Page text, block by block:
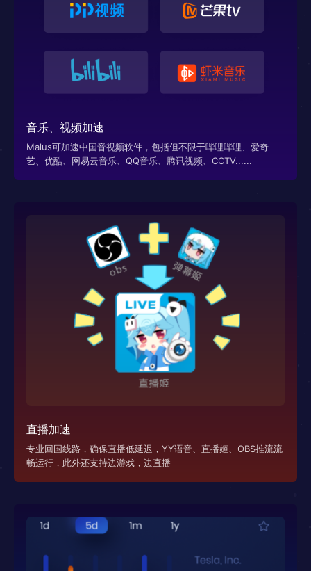
音乐、视频加速
Malus可加速中国音视频软件，包括但不限于哔哩哔哩、爱奇
艺、优酷、网易云音乐、QQ音乐、腾讯视频、CCTV......
直播加速
专业回国线路，确保直播低延迟，YY语音、直播姬、OBS推流流
畅运行，此外还支持边游戏，边直播